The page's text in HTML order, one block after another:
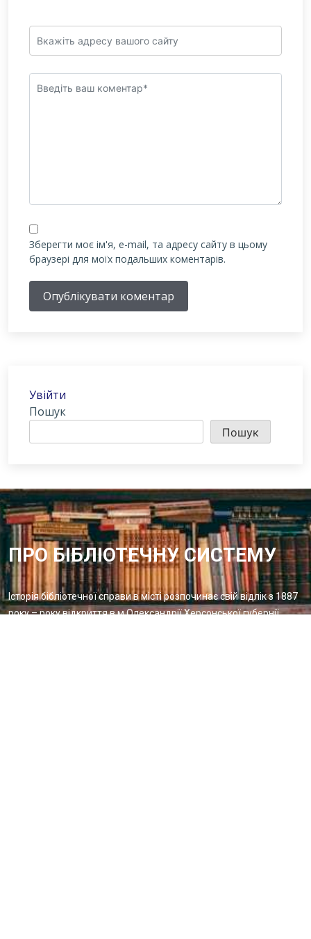
Зберегти моє ім'я, e-mail, та адресу сайту в цьому
браузері для моїх подальших коментарів.
Опублікувати коментар
Увійти
Пошук
Пошук
ПРО БІБЛІОТЕЧНУ СИСТЕМУ
Історія бібліотечної справи в місті розпочинає свій відлік з 1887
року – року відкриття в м.Олександрії Херсонської губернії